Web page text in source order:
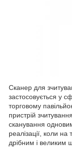
Сканер для
застосовується у
торговому
пристрій
сканування
реалізації, коли на
дрібним і